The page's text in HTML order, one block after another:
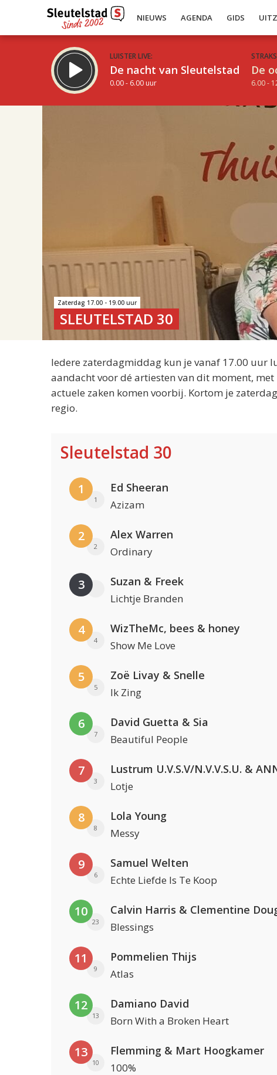
NIEUWS AGENDA GIDS
LUISTER LIVE:
De nacht van Sleutelstad
0.00 - 6.00 uur
De
6.00 -
Zaterdag 17.00 - 19.00 uur
SLEUTELSTAD 30
Iedere zaterdagmiddag kun je vanaf 17.00 uur
aandacht voor dé artiesten van dit moment,
actuele zaken komen voorbij. Kortom je
regio.
Sleutelstad 30
1
1
Ed Sheeran
Azizam
2
2
Alex Warren
Ordinary
3 Suzan & Freek
Lichtje Branden
4
4
WizTheMc, bees & honey
Show Me Love
5
5
Zoë Livay & Snelle
Ik Zing
6
7
David Guetta & Sia
Beautiful People
7
3 Lotje
8
8
Lola Young
Messy
9
6
Samuel Welten
Echte Liefde Is Te Koop
10
23
Calvin Harris & Clementine
Blessings
11
9
Pommelien Thijs
Atlas
12
13
Damiano David
Born With a Broken Heart
13
10
Flemming & Mart Hoogkamer
100%